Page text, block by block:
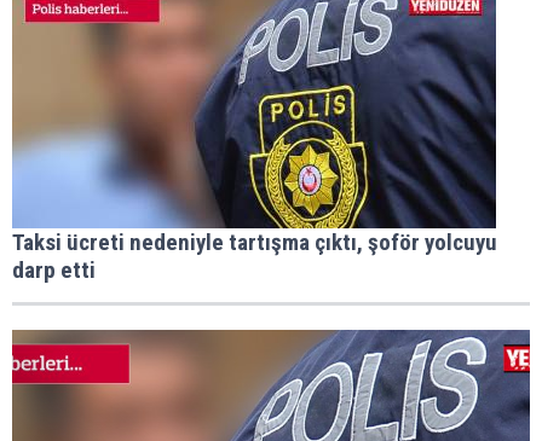
Taksi ücreti nedeniyle tartışma çıktı, şoför yolcuyu
darp etti